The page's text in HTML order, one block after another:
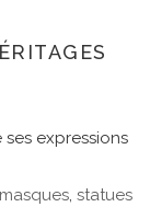
ses expressions
masques,statues